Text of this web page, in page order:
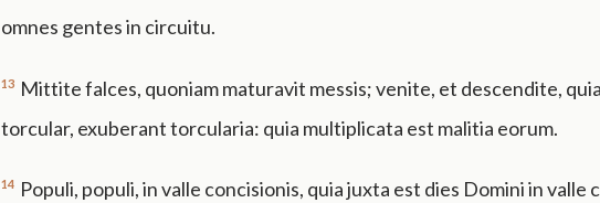
omnes gentes in circuitu.
13 Mittite falces, quoniam maturavit messis; venite, et descendite,
torcular, exuberant torcularia: quia multiplicata est malitia eorum.
14 Populi, populi, in valle concisionis, quia juxta est dies Domini in valle